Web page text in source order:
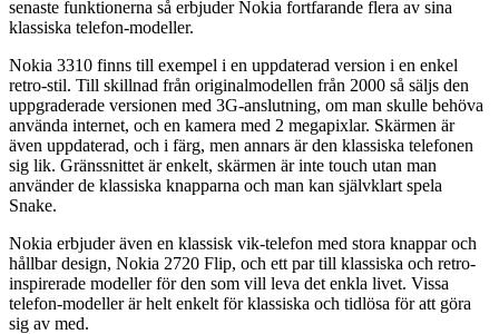
senaste funktionerna så erbjuder Nokia fortfarande flera av sina
klassiska telefon-modeller.
Nokia 3310 finns till exempel i en uppdaterad version i en enkel
retro-stil. Till skillnad från originalmodellen från 2000 så säljs den
uppgraderade versionen med 3G-anslutning, om man skulle behöva
använda internet, och en kamera med 2 megapixlar. Skärmen är
även uppdaterad, och i färg, men annars är den klassiska telefonen
sig lik. Gränssnittet är enkelt, skärmen är inte touch utan man
använder de klassiska knapparna och man kan självklart spela
Snake.
Nokia erbjuder även en klassisk vik-telefon med stora knappar och
hållbar design, Nokia 2720 Flip, och ett par till klassiska och retro-
inspirerade modeller för den som vill leva det enkla livet. Vissa
telefon-modeller är helt enkelt för klassiska och tidlösa för att göra
sig av med.